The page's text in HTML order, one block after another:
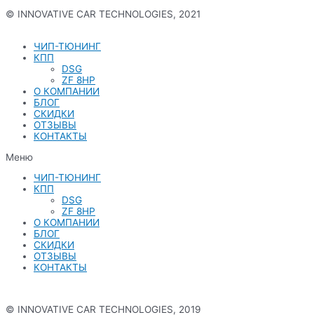
© INNOVATIVE CAR TECHNOLOGIES, 2021
ЧИП-ТЮНИНГ
КПП
DSG
ZF 8HP
О КОМПАНИИ
БЛОГ
СКИДКИ
ОТЗЫВЫ
КОНТАКТЫ
Меню
ЧИП-ТЮНИНГ
КПП
DSG
ZF 8HP
О КОМПАНИИ
БЛОГ
СКИДКИ
ОТЗЫВЫ
КОНТАКТЫ
© INNOVATIVE CAR TECHNOLOGIES, 2019